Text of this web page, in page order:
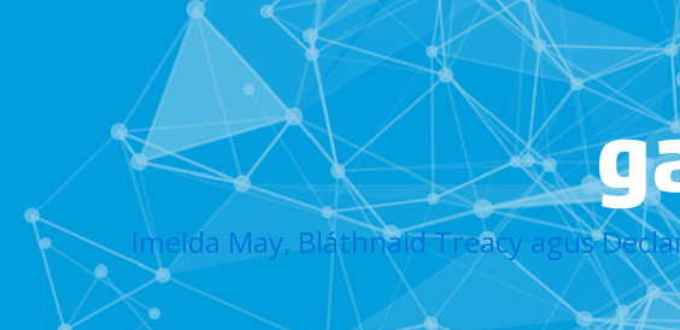
Imelda May, Bláthnaid Treacy agus